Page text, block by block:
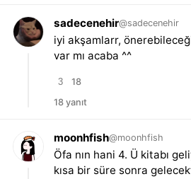
sadecenehir@sadecenehir
iyi akşamlarr,
var mı acaba ^^
3
18
18 yanıt
moonhfish@moonhfish
Öfa nın hani 4. Ü kitabı
kısa bir süre sonra